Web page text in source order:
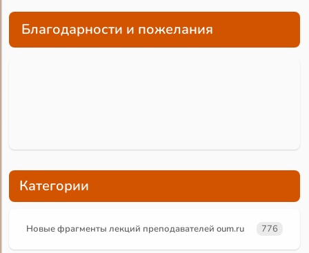
Благодарности и пожелания
Категории
Новые фрагменты лекций преподавателей oum.ru 776